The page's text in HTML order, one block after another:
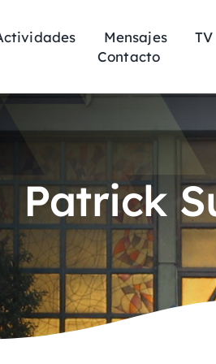
Mensajes TV
Contacto
Patrick